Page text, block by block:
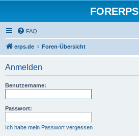
FORERPS
FAQ
erps.de Foren-Übersicht
Anmelden
Benutzername:
Passwort:
Ich habe mein Passwort vergessen